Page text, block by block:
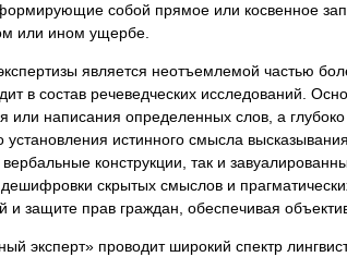
Политика конфиденциальности
Лингвистическая
Пожарно-техническая
Психиатрическая
Рецензия на
Фоноскопическая
Экономическая
собой прямое или косвенное
или ином ущербе.
является неотъемлемой частью
в состав речеведческих исследований.
или написания определенных слов, а
установления истинного смысла
конструкции, так и
скрытых смыслов и
и защите прав граждан, обеспечивая
эксперт» проводит широкий спектр